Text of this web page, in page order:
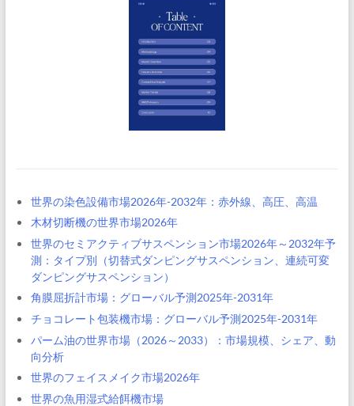
世界の染色設備市場2026年-2032年：赤外線、高圧、高温
木材切断機の世界市場2026年
世界のセミアクティブサスペンション市場2026年～2032年予
測：タイプ別（切替式ダンピングサスペンション、連続可変
ダンピングサスペンション）
角膜屈折計市場：グローバル予測2025年-2031年
チョコレート包装機市場：グローバル予測2025年-2031年
パーム油の世界市場（2026～2033）：市場規模、シェア、動
向分析
世界のフェイスメイク市場2026年
世界の魚用湿式給餌機市場